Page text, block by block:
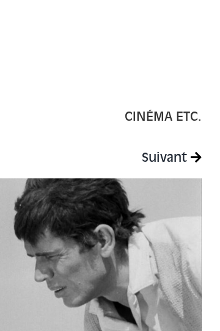
CINÉMA ETC.
Suivant